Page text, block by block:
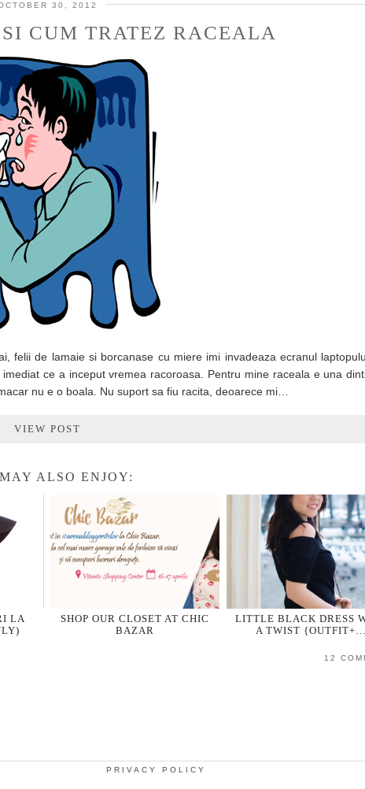
30, 2012
CUM TRATEZ RACEALA
felii de lamaie si borcanase cu miere imi invadeaza ecranul
ce a inceput vremea racoroasa. Pentru mine raceala e una
nu e o boala. Nu suport sa fiu racita, deoarece mi…
VIEW POST
ALSO ENJOY:
LA
SHOP OUR CLOSET AT CHIC
BAZAR
LITTLE BLACK DRESS
A TWIST {OUTFIT+…
12
PRIVACY POLICY